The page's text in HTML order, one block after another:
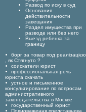
Развод по иску в суд
Основания
действительности
завещания
Раздел имущества при
разводе или без него
Выезд ребенка за
границу
борг за товар под реалізацією
, як Стягнуто ?
соискатели юрист
профессиональная речь
юриста скачать
устное и письменное
консультирование по вопросам
административного
законодательства в Москве
государственный юрист
Повноваження представника